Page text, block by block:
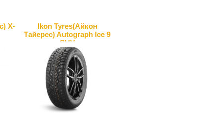
X-
Ikon Tyres(Айкон
Тайерес) Autograph Ice 9
SUV